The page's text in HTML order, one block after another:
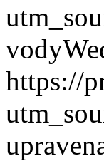
vody
https://